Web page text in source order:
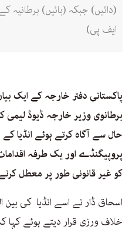
(دائیں) جبکہ (بائیں) برطانیہ
ایف پی)
پاکستانی دفتر خارجہ کے ایک
برطانوی وزیر خارجہ ڈیوڈ
حال سے آگاہ کرتے ہوئے انڈیا کے
پروپیگنڈے اور یک طرفہ
کو غیر قانونی طور پر معطل
اسحاق ڈار نے اسے انڈیا کی بین
خلاف ورزی قرار دیتے ہوئے کہا